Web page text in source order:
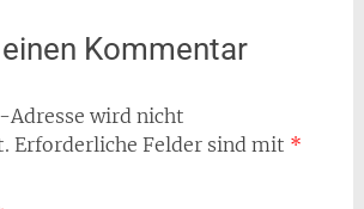
Kommentar
wird nicht
Erforderliche Felder sind mit *